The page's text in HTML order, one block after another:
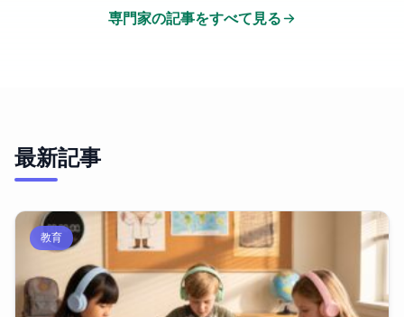
専門家の記事をすべて見る
最新記事
教育